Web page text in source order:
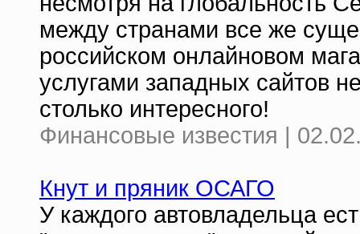
между странами все же
российском онлайновом
услугами западных сайтов
столько интересного!
Финансовые известия |
Кнут и пряник ОСАГО
У каждого автовладельца